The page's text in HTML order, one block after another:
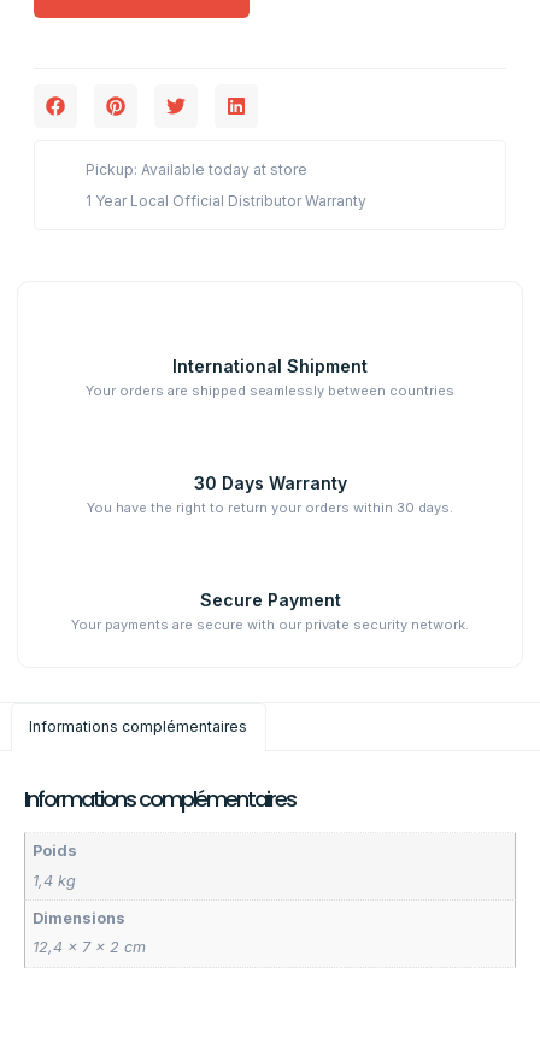
Pickup: Available today at store
1 Year Local Official Distributor Warranty
International Shipment
Your orders are shipped seamlessly between countries
30 Days Warranty
You have the right to return your orders within 30 days.
Secure Payment
Your payments are secure with our private security network.
Informations complémentaires
Informations complémentaires
Poids
1,4 kg
Dimensions
12,4 × 7 × 2 cm